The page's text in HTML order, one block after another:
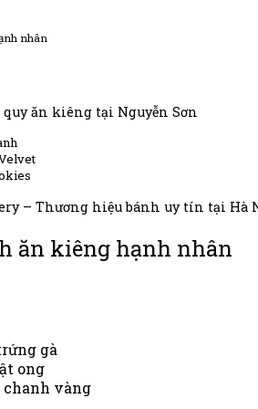
nhân
ăn kiêng tại Nguyễn Sơn
– Thương hiệu bánh uy tín tại Hà
ăn kiêng hạnh nhân
gà
ong
chanh vàng